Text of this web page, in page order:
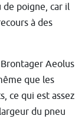
de poigne, car il
à des
Aeolus
que les
ce qui est assez
du pneu